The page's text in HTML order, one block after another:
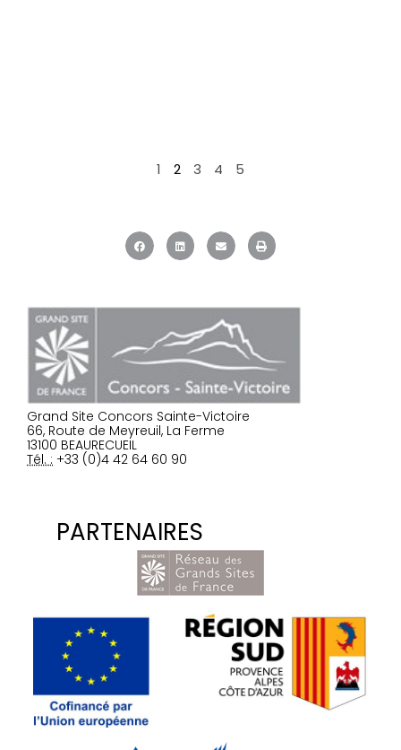
1 2 3 4 5
Grand Site Concors Sainte-Victoire
66, Route de Meyreuil, La Ferme
13100 BEAURECUEIL
Tél. : +33 (0)4 42 64 60 90
PARTENAIRES